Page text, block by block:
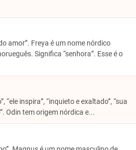
amor”. Freya é um nome nórdico
Significa “senhora”. Esse é o
“ele inspira”, “inquieto e exaltado”, “sua
Odin tem origem nórdica e...